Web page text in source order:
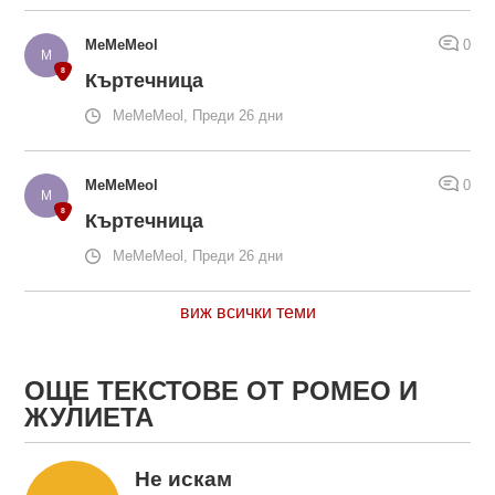
MeMeMeol 0
Къртечница
MeMeMeol, Преди 26 дни
MeMeMeol 0
Къртечница
MeMeMeol, Преди 26 дни
виж всички теми
ОЩЕ ТЕКСТОВЕ ОТ РОМЕО И
ЖУЛИЕТА
Не искам